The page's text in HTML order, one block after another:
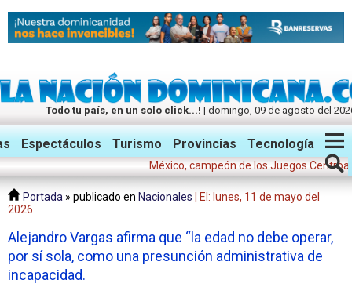
Todo tu país, en un solo click...! | domingo, 09 de agosto del
Twitter Facebook Instagram
Espectáculos Turismo Provincias Tecnología
México, campeón de los Juegos
Portada » publicado en Nacionales
| El: lunes, 11 de mayo del
2026
Alejandro Vargas afirma que “la edad no debe operar,
por sí sola, como una presunción administrativa de
incapacidad.